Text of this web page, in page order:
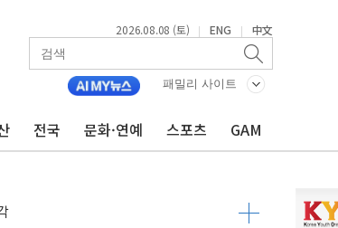
2026.08.08 (토) | ENG | 中文
패밀리 사이트
전국 문화·연예 스포츠 GAM
이란 위협에 맞설 자체 억지력 강화
'… 美 해상봉쇄 영향
'활짝'